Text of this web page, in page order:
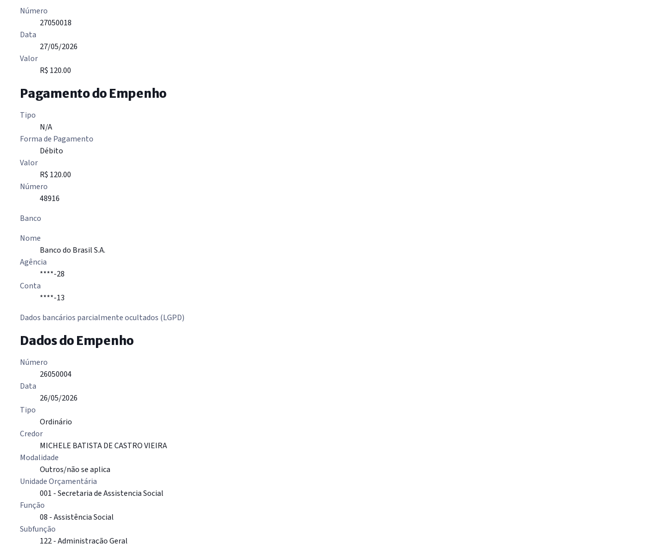
Número
27050018
Data
27/05/2026
Valor
R$ 120.00
Pagamento do Empenho
Tipo
N/A
Forma de Pagamento
Débito
Valor
R$ 120.00
Número
48916
Banco
Nome
Banco do Brasil S.A.
Agência
****-28
Conta
****-13
Dados bancários parcialmente ocultados (LGPD)
Dados do Empenho
Número
26050004
Data
26/05/2026
Tipo
Ordinário
Credor
MICHELE BATISTA DE CASTRO VIEIRA
Modalidade
Outros/não se aplica
Unidade Orçamentária
001 - Secretaria de Assistencia Social
Função
08 - Assistência Social
Subfunção
122 - Administração Geral